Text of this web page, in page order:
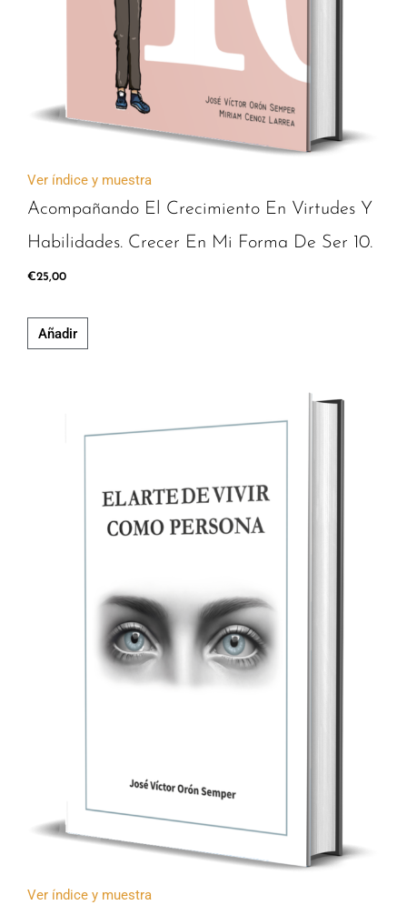
Ver índice y muestra
Acompañando El Crecimiento En Virtudes Y
Habilidades. Crecer En Mi Forma De Ser 10.
€25,00
Añadir
Ver índice y muestra